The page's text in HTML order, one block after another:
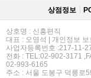
상점정보
상호명 : 신흥편직
대표 : 오영석 | 개인정보
사업자등록번호 :217-11-
전화 : TEL:02-902-3171
02-993-6165
주소 : 서울 도봉구 덕릉로